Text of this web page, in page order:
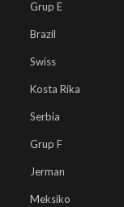
Grup E
Brazil
Swiss
Kosta Rika
Serbia
Grup F
Jerman
Meksiko